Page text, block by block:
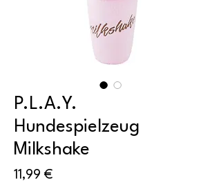
P.L.A.Y.
Hundespielzeug
Milkshake
11,99 €